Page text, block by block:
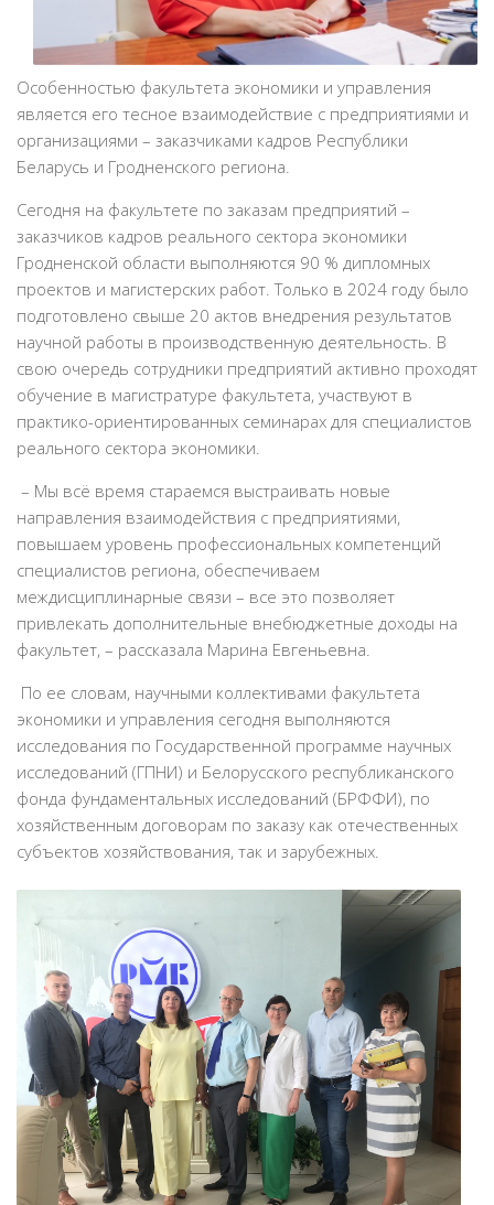
Особенностью факультета экономики и управления
является его тесное взаимодействие с предприятиями и
организациями – заказчиками кадров Республики
Беларусь и Гродненского региона.
Сегодня на факультете по заказам предприятий –
заказчиков кадров реального сектора экономики
Гродненской области выполняются 90 % дипломных
проектов и магистерских работ. Только в 2024 году было
подготовлено свыше 20 актов внедрения результатов
научной работы в производственную деятельность. В
свою очередь сотрудники предприятий активно проходят
обучение в магистратуре факультета, участвуют в
практико-ориентированных семинарах для специалистов
реального сектора экономики.
– Мы всё время стараемся выстраивать новые
направления взаимодействия с предприятиями,
повышаем уровень профессиональных компетенций
специалистов региона, обеспечиваем
междисциплинарные связи – все это позволяет
привлекать дополнительные внебюджетные доходы на
факультет, – рассказала Марина Евгеньевна.
По ее словам, научными коллективами факультета
экономики и управления сегодня выполняются
исследования по Государственной программе научных
исследований (ГПНИ) и Белорусского республиканского
фонда фундаментальных исследований (БРФФИ), по
хозяйственным договорам по заказу как отечественных
субъектов хозяйствования, так и зарубежных.